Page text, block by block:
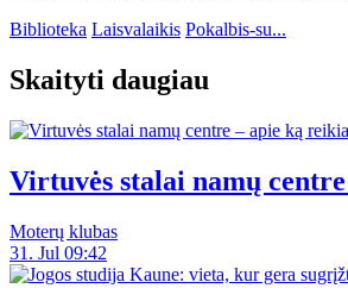
Biblioteka Laisvalaikis Pokalbis-su...
Skaityti daugiau
Virtuvės stalai namų
Moterų klubas
31. Jul 09:42